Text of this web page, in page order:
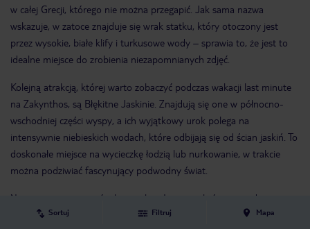
Sortuj Filtruj Mapa
w całej Grecji, którego nie można przegapić. Jak sama nazwa
wskazuje, w zatoce znajduje się wrak statku, który otoczony jest
przez wysokie, białe klify i turkusowe wody – sprawia to, że jest to
idealne miejsce do zrobienia niezapomnianych zdjęć.
Kolejną atrakcją, której warto zobaczyć podczas wakacji last minute
na Zakynthos, są Błękitne Jaskinie. Znajdują się one w północno-
wschodniej części wyspy, a ich wyjątkowy urok polega na
intensywnie niebieskich wodach, które odbijają się od ścian jaskiń. To
doskonałe miejsce na wycieczkę łodzią lub nurkowanie, w trakcie
można podziwiać fascynujący podwodny świat.
Nie można zapomnieć także o plaży Laganas, która jest jedną z
najdłuższych i najpiękniejszych na całej wyspie. To idealne miejsce na